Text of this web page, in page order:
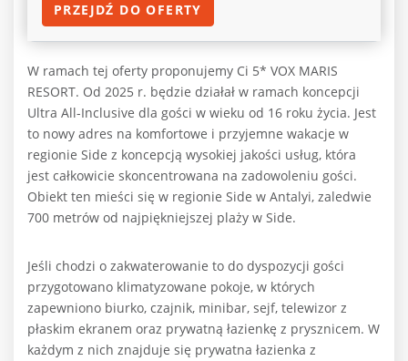
PRZEJDŹ DO OFERTY
W ramach tej oferty proponujemy Ci 5* VOX MARIS
RESORT. Od 2025 r. będzie działał w ramach koncepcji
Ultra All-Inclusive dla gości w wieku od 16 roku życia. Jest
to nowy adres na komfortowe i przyjemne wakacje w
regionie Side z koncepcją wysokiej jakości usług, która
jest całkowicie skoncentrowana na zadowoleniu gości.
Obiekt ten mieści się w regionie Side w Antalyi, zaledwie
700 metrów od najpiękniejszej plaży w Side.
Jeśli chodzi o zakwaterowanie to do dyspozycji gości
przygotowano klimatyzowane pokoje, w których
zapewniono biurko, czajnik, minibar, sejf, telewizor z
płaskim ekranem oraz prywatną łazienkę z prysznicem. W
każdym z nich znajduje się prywatna łazienka z